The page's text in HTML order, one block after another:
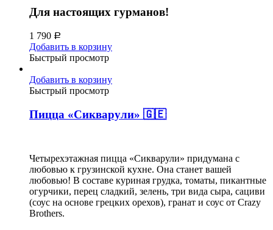
Для настоящих гурманов!
1 790 Р
Добавить в корзину
Быстрый просмотр
Добавить в корзину
Быстрый просмотр
Пицца «Сикварули» 🇬🇪
Четырехэтажная пицца «Сикварули» придумана с
любовью к грузинской кухне. Она станет вашей
любовью! В составе куриная грудка, томаты, пикантные
огурчики, перец сладкий, зелень, три вида сыра, сациви
(соус на основе грецких орехов), гранат и соус от Crazy
Brothers.